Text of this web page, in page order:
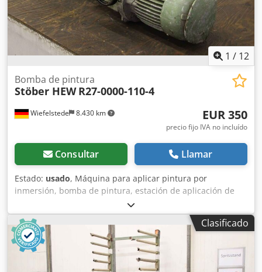
1 / 12
Wiefelstede 8.430 km
Bomba de pintura
Stöber HEW R27-0000-110-4
EUR 350
precio fijo IVA no incluído
Consultar Llamar
Estado: usado, Máquina para aplicar pintura por
inmersión, bomba de pintura, estación de aplicación de
pintura, bomba de pintura, bomba de emulsión, bomba
dosificadora -Caja de cambios: Stöber, modelo R27-0000-
110-4 -Velocidad de rotación: 800 - 1820 rpm Dksdpfx Asfv
H Aioclor -Motor: HEW, modelo EEXF-S/4 -Potencia: 1,1 kW -
Dimensiones: 300/400/A935 mm -Peso: 43 kg
Clasificado